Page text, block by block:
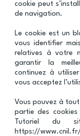
cookie peut
de navigation.
Le cookie est un
vous identifier
relatives à votre
garantir la
continuez à
vous acceptez
Vous pouvez à
partie des
Tutoriel du
https://